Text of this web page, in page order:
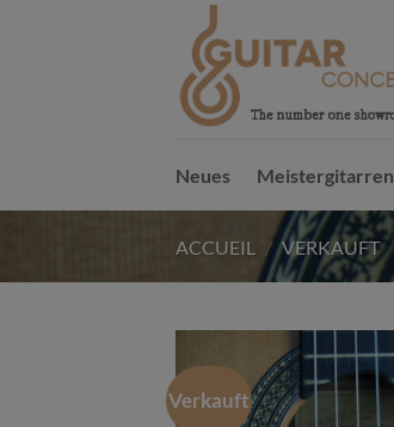
Neues Meistergitarren
ACCUEIL / VERKAUFT
Verkauft